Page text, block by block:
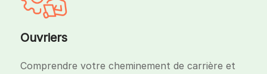
Ouvriers
Comprendre votre cheminement de carrière et